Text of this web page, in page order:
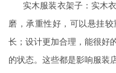
实木服装衣架子：实木
磨，承重性好，可以悬挂
长；设计更加合理，能很好
的状态。这些都是影响服装